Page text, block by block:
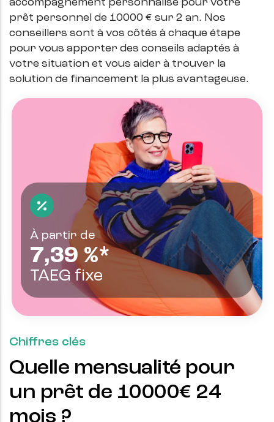
À partir de
7,39 %*
TAEG fixe
accompagnement personnalisé pour votre
prêt personnel de 10000 € sur 2 an. Nos
conseillers sont à vos côtés à chaque étape
pour vous apporter des conseils adaptés à
votre situation et vous aider à trouver la
solution de financement la plus avantageuse.
Chiffres clés
Quelle mensualité pour
un prêt de 10000€ 24
mois ?